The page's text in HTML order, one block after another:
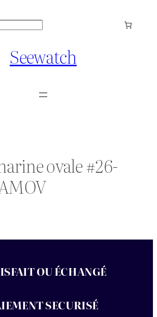
Seewatch
ovale #26-
OU ÉCHANGÉ
SECURISÉ